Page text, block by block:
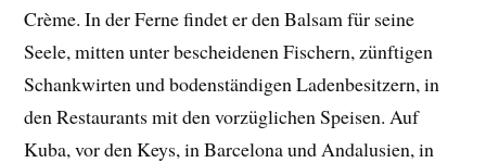
Crème. In der Ferne findet er den Balsam für seine
Seele, mitten unter bescheidenen Fischern, zünftigen
Schankwirten und bodenständigen Ladenbesitzern, in
den Restaurants mit den vorzüglichen Speisen. Auf
Kuba, vor den Keys, in Barcelona und Andalusien, in